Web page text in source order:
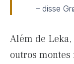
– disse
Além de
outros